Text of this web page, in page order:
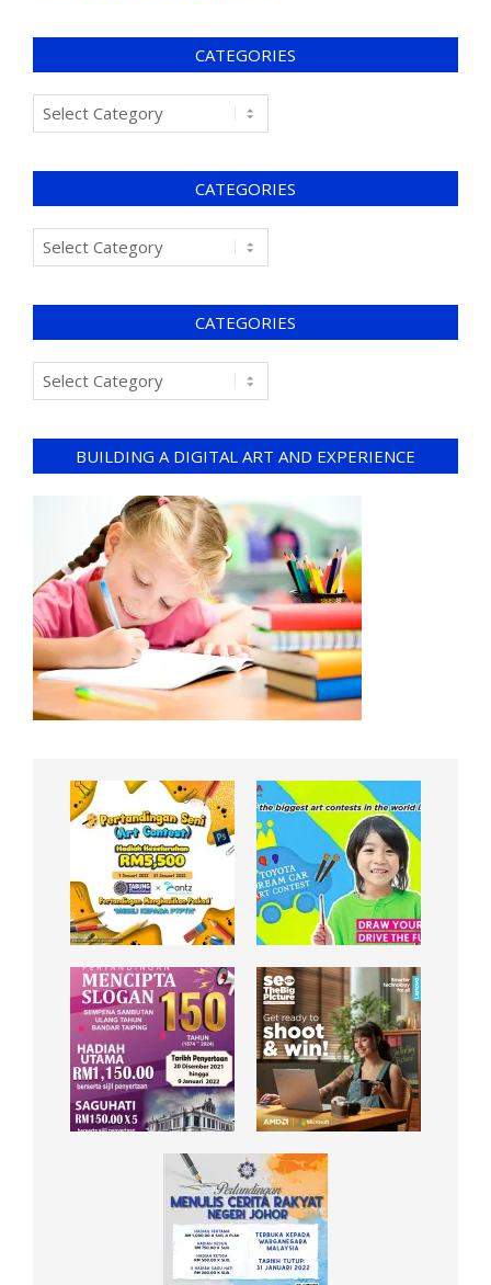
CATEGORIES
CATEGORIES
CATEGORIES
BUILDING A DIGITAL ART AND EXPERIENCE